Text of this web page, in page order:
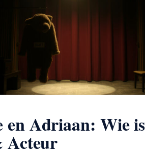
en Adriaan: Wie
Acteur